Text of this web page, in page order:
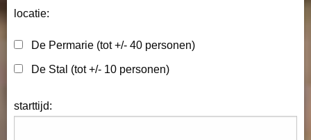
locatie:
De Permarie (tot +/- 40 personen)
De Stal (tot +/- 10 personen)
starttijd: